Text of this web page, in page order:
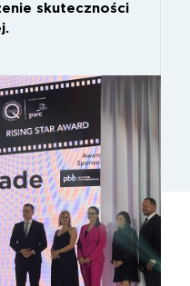
skuteczności